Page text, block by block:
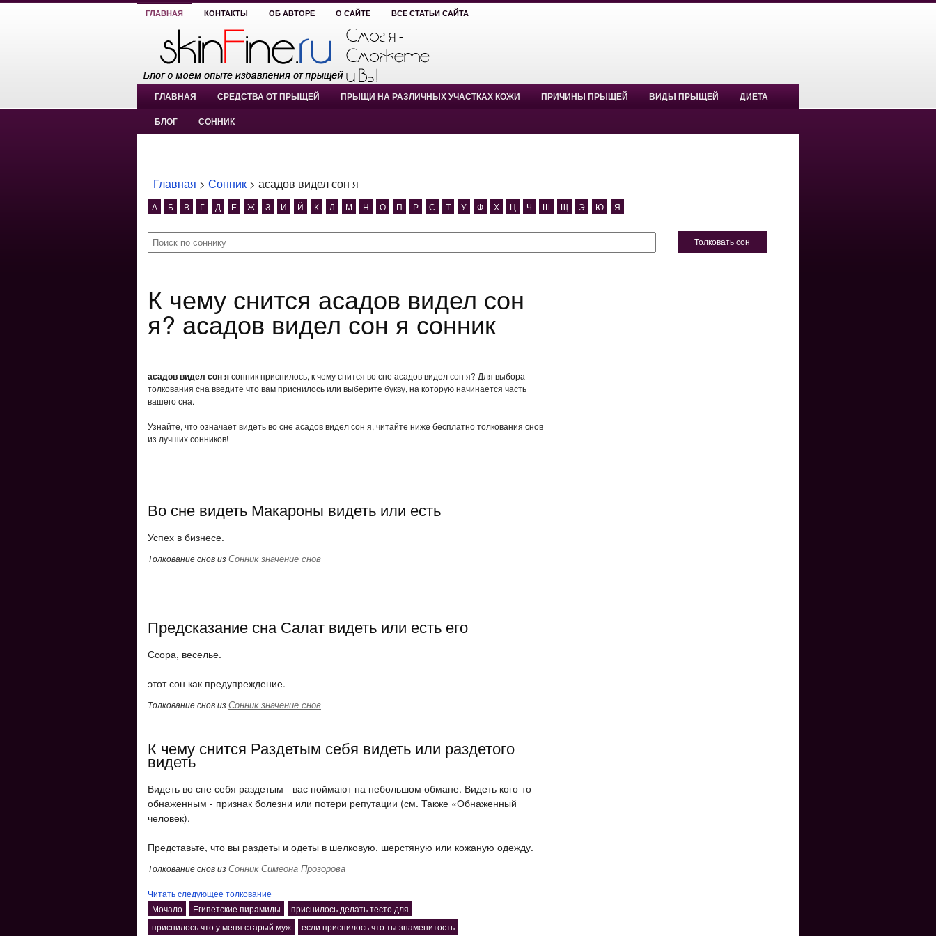
ГЛАВНАЯ КОНТАКТЫ ОБ АВТОРЕ О САЙТЕ ВСЕ СТАТЬИ САЙТА
ГЛАВНАЯ СРЕДСТВА ОТ ПРЫЩЕЙ ПРЫЩИ НА РАЗЛИЧНЫХ УЧАСТКАХ КОЖИ ПРИЧИНЫ ПРЫЩЕЙ ВИДЫ ПРЫЩЕЙ ДИЕТА
БЛОГ СОННИК
Главная > Сонник > асадов видел сон я
А Б В Г Д Е Ж З И Й К Л М Н О П Р С Т У Ф Х Ц Ч Ш Щ Э Ю Я
Толковать сон
К чему снится асадов видел сон
я? асадов видел сон я сонник
асадов видел сон ясонник приснилось, к чему снится во сне асадов видел сон я? Для выбора
толкования сна введите что вам приснилось или выберите букву, на которую начинается часть
вашего сна.
Узнайте, что означает видеть во сне асадов видел сон я, читайте ниже бесплатно толкования снов
из лучших сонников!
Во сне видеть Макароны видеть или есть
Успех в бизнесе.
Толкование снов изСонник значение снов
Предсказание сна Салат видеть или есть его
Ссора, веселье.
этот сон как предупреждение.
Толкование снов изСонник значение снов
К чему снится Раздетым себя видеть или раздетого
видеть
Видеть во сне себя раздетым - вас поймают на небольшом обмане. Видеть кого-то
обнаженным - признак болезни или потери репутации (см. Также «Обнаженный
человек).
Представьте, что вы раздеты и одеты в шелковую, шерстяную или кожаную одежду.
Толкование снов изСонник Симеона Прозорова
Читать следующее толкование
Мочало
Египетские пирамиды
приснилось делать тесто для
приснилось что у меня старый муж
если приснилось что ты знаменитость